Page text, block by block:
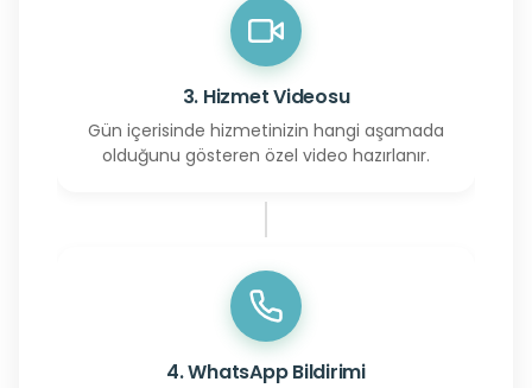
3. Hizmet Videosu
Gün içerisinde hizmetinizin hangi aşamada
olduğunu gösteren özel video hazırlanır.
4. WhatsApp Bildirimi